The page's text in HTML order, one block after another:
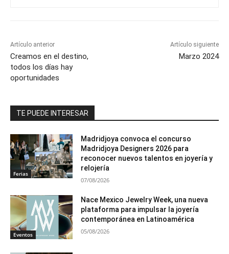
Artículo anterior
Creamos en el destino,
todos los días hay
oportunidades
Artículo siguiente
Marzo 2024
TE PUEDE INTERESAR
Ferias
Madridjoya convoca el concurso
Madridjoya Designers 2026 para
reconocer nuevos talentos en joyería y
relojería
07/08/2026
Eventos
Nace Mexico Jewelry Week, una nueva
plataforma para impulsar la joyería
contemporánea en Latinoamérica
05/08/2026